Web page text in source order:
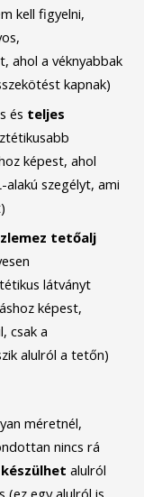
kell figyelni,
ahol a véknyabbak
kapnak)
és teljes
képest, ahol
szegélyt, ami
tetőalj
látványt
képest,
csak a
alulról a tetőn)
méretnél,
nincs rá
készülhet alulról
(ez egy alulról is